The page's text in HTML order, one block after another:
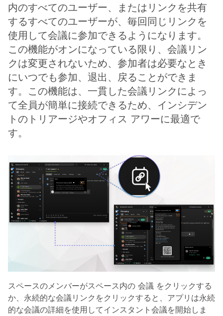
内のすべてのユーザー、またはリンクを共有
するすべてのユーザーが、毎回同じリンクを
使用して会議に参加できるようになります。
この機能がオンになっている限り、会議リン
クは変更されないため、参加者は必要なとき
にいつでも参加、退出、戻ることができま
す。この機能は、一貫した会議リンクによっ
て全員が簡単に接続できるため、インシデン
トのトリアージやオフィス アワーに最適で
す。
スペースのメンバーがスペース内の 会議 をクリックする
か、永続的な会議リンクをクリックすると、アプリは永続
的な会議の詳細を使用してインスタント会議を開始しま